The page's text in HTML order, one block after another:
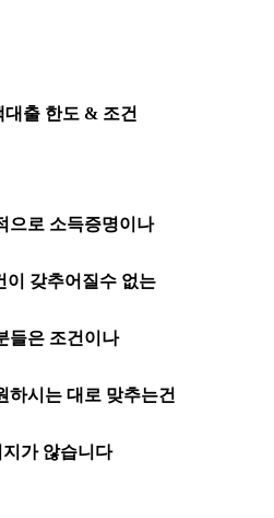
대출 한도 & 조건
으로 소득증명이나
이 갖추어질수 없는
들은 조건이나
하시는 대로 맞추는건
지가 않습니다